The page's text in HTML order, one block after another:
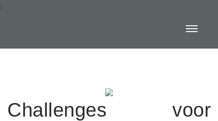
:
Challenges voor